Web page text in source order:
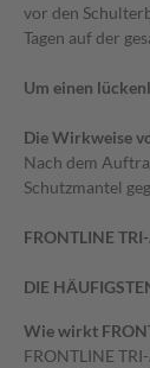
vor den
Tagen auf der
Um einen
Die Wirkweise
Nach dem
Schutzmantel
FRONTLINE
DIE
Wie wirkt
FRONTLINE